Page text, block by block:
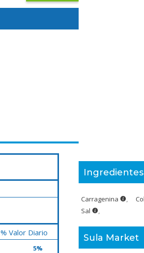
% Valor Diario
5%
Ingredientes
Carragenina ,
Sal
,
Sula Market